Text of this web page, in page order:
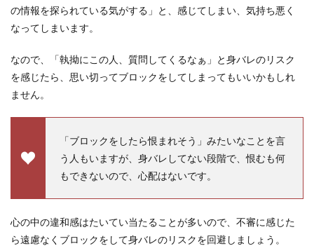
の情報を探られている気がする」と、感じてしまい、気持ち悪く
なってしまいます。
なので、「執拗にこの人、質問してくるなぁ」と身バレのリスク
を感じたら、思い切ってブロックをしてしまってもいいかもしれ
ません。
「ブロックをしたら恨まれそう」みたいなことを言
う人もいますが、身バレしてない段階で、恨むも何
もできないので、心配はないです。
心の中の違和感はたいてい当たることが多いので、不審に感じた
ら遠慮なくブロックをして身バレのリスクを回避しましょう。